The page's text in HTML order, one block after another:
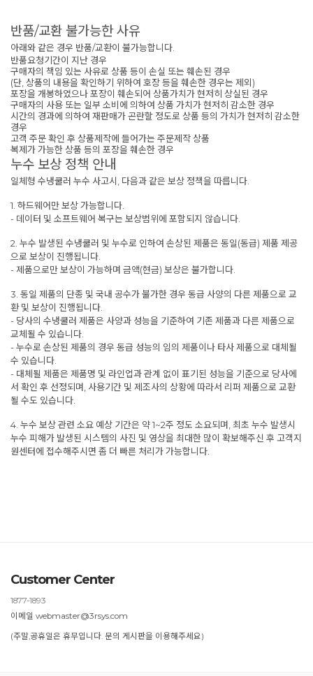
반품/교환 불가능한 사유
아래와 같은 경우 반품/교환이 불가능합니다.
반품요청기간이 지난 경우
구매자의 책임 있는 사유로 상품 등이 손실 또는 훼손된 경우
(단, 상품의 내용을 확인하기 위하여 호장 등을 훼손한 경우는 제외)
포장을 개봉하였으나 포장이 훼손되어 상품가치가 현저히 상실된 경우
구매자의 사용 또는 일부 소비에 의하여 상품 가치가 현저히 감소한 경우
시간의 경과에 의하여 재판매가 곤란할 정도로 상품 등의 가치가 현저히 감소한
경우
고객 주문 확인 후 상품제작에 들어가는 주문제작 상품
복제가 가능한 상품 등의 포장을 훼손한 경우
누수 보상 정책 안내
일체형 수냉쿨러 누수 사고시, 다음과 같은 보상 정책을 따릅니다.
1. 하드웨어만 보상 가능합니다.
- 데이터 및 소프트웨어 복구는 보상범위에 포함되지 않습니다.
2. 누수 발생된 수냉쿨러 및 누수로 인하여 손상된 제품은 동일(동급) 제품 제공
으로 보상이 진행됩니다.
- 제품으로만 보상이 가능하며 금액(현금) 보상은 불가합니다.
3. 동일 제품의 단종 및 국내 공수가 불가한 경우 동급 사양의 다른 제품으로 교
환 및 보상이 진행됩니다.
- 당사의 수냉쿨러 제품은 사양과 성능을 기준하여 기존 제품과 다른 제품으로
교체될 수 있습니다.
- 누수로 손상된 제품의 경우 동급 성능의 임의 제품이나 타사 제품으로 대체될
수 있습니다.
- 대체될 제품은 제품명 및 라인업과 관계 없이 표기된 성능을 기준으로 당사에
서 확인 후 선정되며, 사용기간 및 제조사의 상황에 따라서 리퍼 제품으로 교환
될 수도 있습니다.
4. 누수 보상 관련 소요 예상 기간은 약 1~2주 정도 소요되며, 최초 누수 발생시
누수 피해가 발생된 시스템의 사진 및 영상을 최대한 많이 확보해주신 후 고객지
원센터에 접수해주시면 좀 더 빠른 처리가 가능합니다.
Customer Center
1877-1893
이메일 webmaster@3rsys.com
(주말,공휴일은 휴무입니다. 문의 게시판을 이용해주세요)